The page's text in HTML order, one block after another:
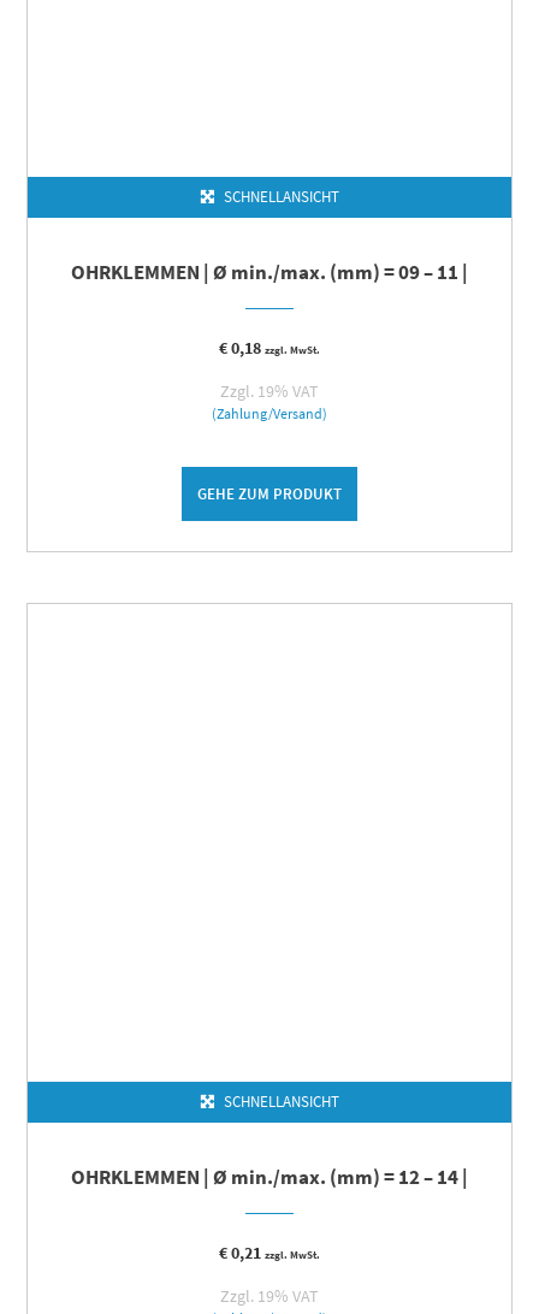
SCHNELLANSICHT
OHRKLEMMEN | Ø min./max. (mm) = 09 – 11 |
€0,18 zzgl. MwSt.
Zzgl. 19% VAT
(Zahlung/Versand)
GEHE ZUM PRODUKT
SCHNELLANSICHT
OHRKLEMMEN | Ø min./max. (mm) = 12 – 14 |
€0,21 zzgl. MwSt.
Zzgl. 19% VAT